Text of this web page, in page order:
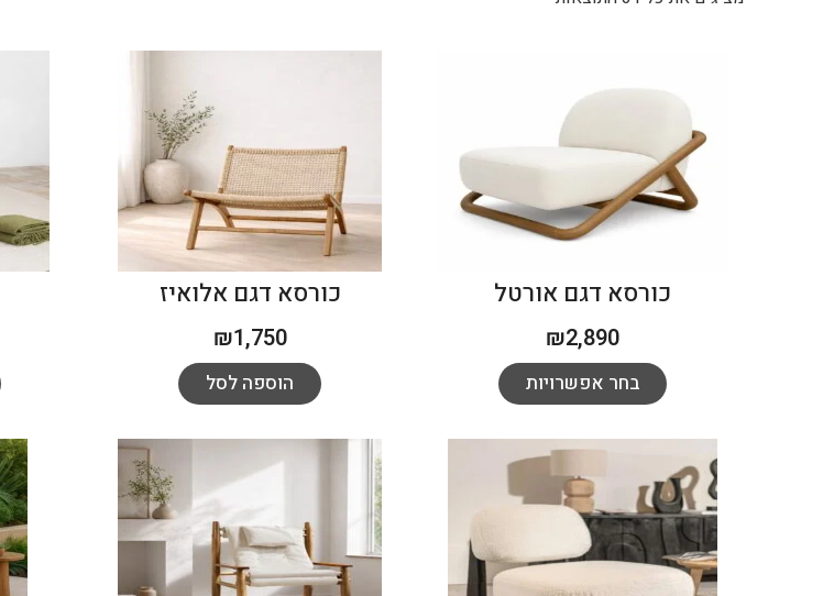
כורסא דגם אורטל
₪2,890
בחר אפשרויות
כורסא דגם אלואיז
₪1,750
הוספה לסל